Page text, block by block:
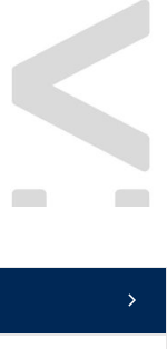
chevron_right